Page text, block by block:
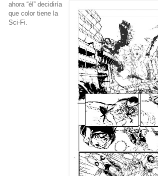
ahora “él” decidiría
que color tiene la
Sci-Fi.